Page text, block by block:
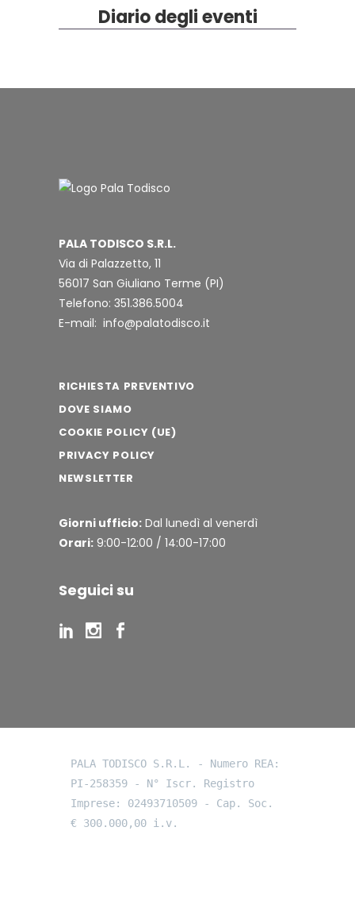
Diario degli eventi
PALA TODISCO S.R.L.
Via di Palazzetto, 11
56017 San Giuliano Terme (PI)
Telefono: 351.386.5004
E-mail: info@palatodisco.it
RICHIESTA PREVENTIVO
DOVE SIAMO
COOKIE POLICY (UE)
PRIVACY POLICY
NEWSLETTER
Giorni ufficio: Dal lunedì al venerdì
Orari: 9:00-12:00 / 14:00-17:00
Seguici su
PALA TODISCO S.R.L. - Numero REA:
PI-258359 - N° Iscr. Registro
Imprese: 02493710509 - Cap. Soc.
€ 300.000,00 i.v.